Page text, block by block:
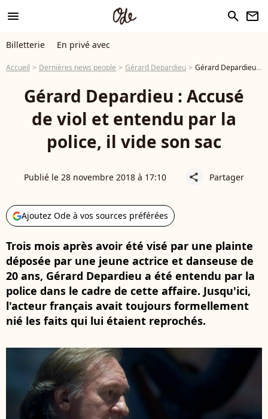
menu search newsletter
Billetterie En privé avec
Accueil Dernières news people Gérard Depardieu Gérard Depardieu : Accusé de viol et entendu par la police, il vide son sac
Gérard Depardieu : Accusé
de viol et entendu par la
police, il vide son sac
Publié le 28 novembre 2018 à 17:10 share Partager
Ajoutez Ode à vos sources préférées
Trois mois après avoir été visé par une plainte
déposée par une jeune actrice et danseuse de
20 ans, Gérard Depardieu a été entendu par la
police dans le cadre de cette affaire. Jusqu'ici,
l'acteur français avait toujours formellement
nié les faits qui lui étaient reprochés.